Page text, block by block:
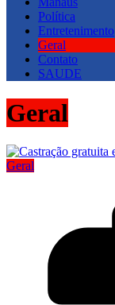
Política
Entretenimento
Geral
Contato
SAUDE
Geral
Geral